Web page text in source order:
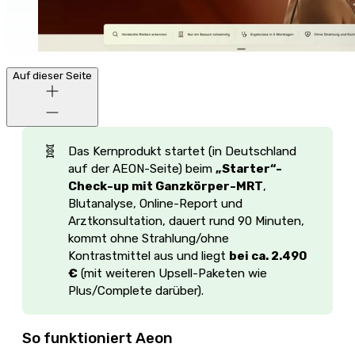
Auf dieser Seite
🧬
Das Kernprodukt startet (in Deutschland
auf der AEON-Seite) beim„Starter“-
Check-up mit Ganzkörper-MRT,
Blutanalyse, Online-Report und
Arztkonsultation, dauert rund 90 Minuten,
kommt ohne Strahlung/ohne
Kontrastmittel aus und liegt bei ca. 2.490
€ (mit weiteren Upsell-Paketen wie
Plus/Complete darüber).
So funktioniert Aeon